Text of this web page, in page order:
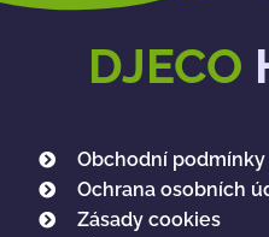
DJECO
Obchodní podmínky
Ochrana osobních
Zásady cookies